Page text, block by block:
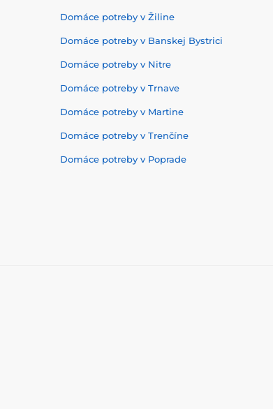
Domáce potreby v Žiline
Domáce potreby v Banskej Bystrici
Domáce potreby v Nitre
Domáce potreby v Trnave
Domáce potreby v Martine
Domáce potreby v Trenčíne
Domáce potreby v Poprade